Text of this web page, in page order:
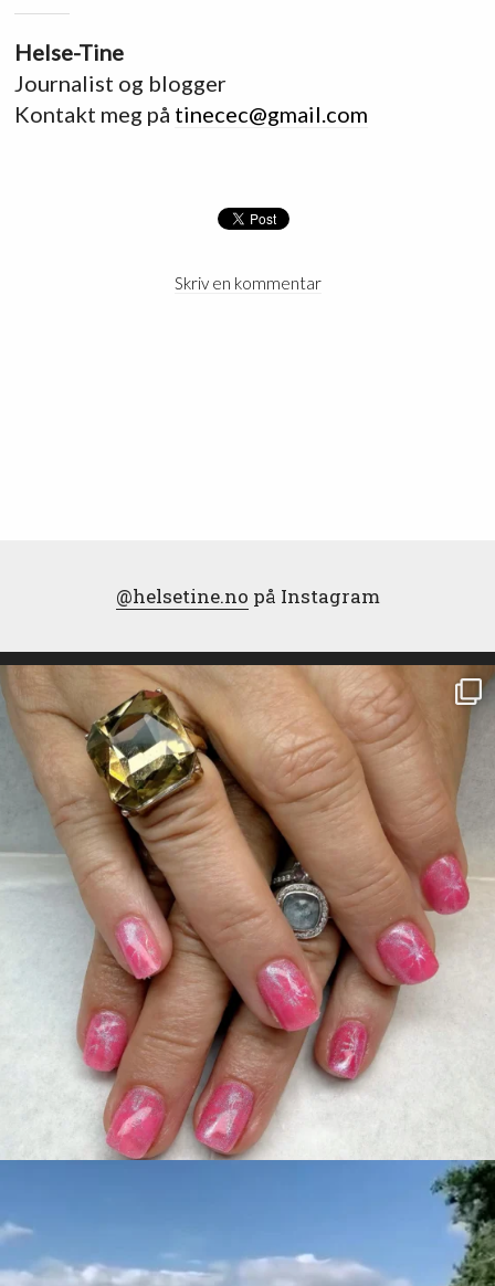
Helse-Tine
Journalist og blogger
Kontakt meg på tinecec@gmail.com
Skriv en kommentar
@helsetine.no på Instagram